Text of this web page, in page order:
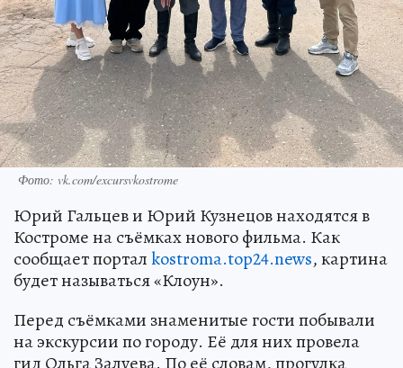
Фото: vk.com/excursvkostrome
Юрий Гальцев и Юрий Кузнецов находятся в
Костроме на съёмках нового фильма. Как
сообщает порталkostroma.top24.news, картина
будет называться «Клоун».
Перед съёмками знаменитые гости побывали
на экскурсии по городу. Её для них провела
гид Ольга Залуева. По её словам, прогулка